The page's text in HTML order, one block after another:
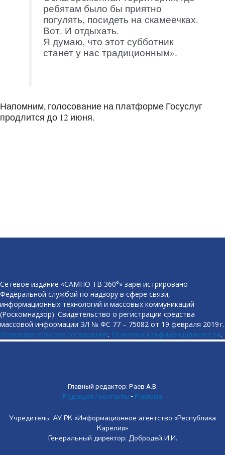
ребятам было бы приятно
погулять, посидеть на скамеечках.
Вот. И отдыхать.
Я думаю, что этот субботник
станет у нас традиционным».
Напомним, голосование на платформе Госуслуг
продлится до 12 июня.
Сетевое издание «САМПО ТВ 360°» зарегистрировано
Федеральной службой по надзору в сфере связи,
информационных технологий и массовых коммуникаций
(Роскомнадзор). Свидетельство о регистрации средства
массовой информации ЭЛ № ФС 77 – 75082 от 19 февраля 2019 г.
Пользовательское соглашение. Политика конфиденциальности.
Главный редактор: Раев А.В.
Редакция / контакты • Реклама
Учредитель: АУ РК «Информационное агентство «Республика
Карелия»
Генеральный директор: Добродей И.И.